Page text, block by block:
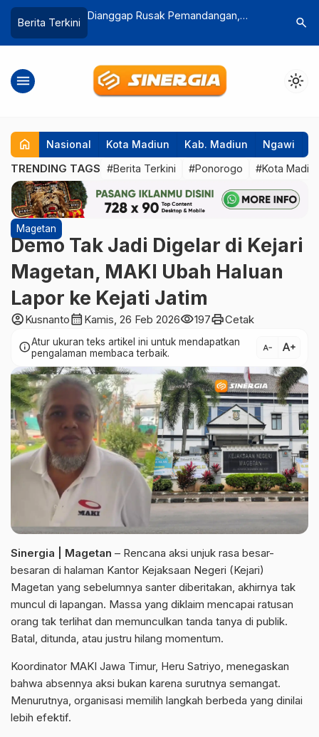
Berita Terkini
Diduga Ada Pungutan Berkedok Uang
Pedagang Minta Pemkab Bertindak
Minibus
search
menu light_mode
home Nasional Kota Madiun Kab. Madiun Ngawi
TRENDING TAGS #Berita Terkini #Ponorogo #Kota
Magetan
Demo Tak Jadi Digelar di Kejari
Magetan, MAKI Ubah Haluan
Lapor ke Kejati Jatim
account_circleKusnantocalendar_month Kamis, 26 Feb 2026visibility197printCetak
infoAtur ukuran teks artikel ini untuk mendapatkan
pengalaman membaca terbaik.
text_decrease text_increase
Sinergia | Magetan – Rencana aksi unjuk rasa besar-
besaran di halaman Kantor Kejaksaan Negeri (Kejari)
Magetan yang sebelumnya santer diberitakan, akhirnya tak
muncul di lapangan. Massa yang diklaim mencapai ratusan
orang tak terlihat dan memunculkan tanda tanya di publik.
Batal, ditunda, atau justru hilang momentum.
Koordinator MAKI Jawa Timur, Heru Satriyo, menegaskan
bahwa absennya aksi bukan karena surutnya semangat.
Menurutnya, organisasi memilih langkah berbeda yang dinilai
lebih efektif.